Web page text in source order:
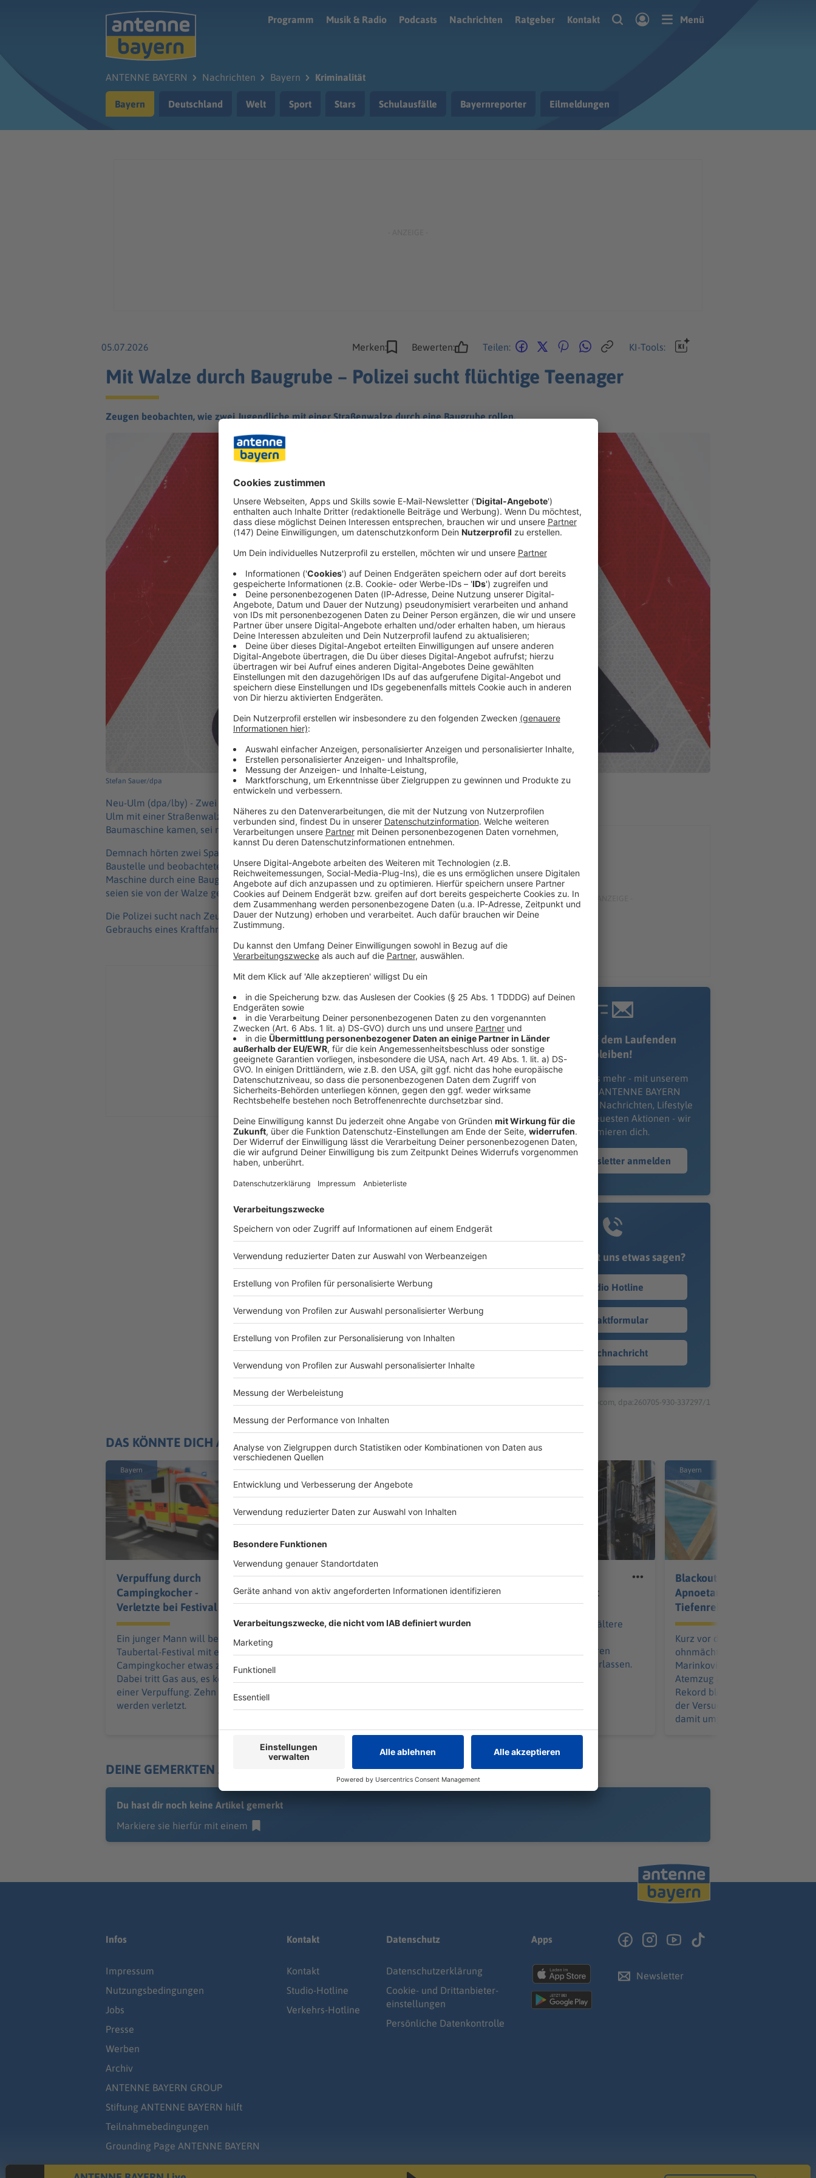
Programm
Musik & Radio Podcasts Nachrichten Ratgeber Kontakt Menü
ANTENNE BAYERN Nachrichten Bayern Kriminalität
Bayern Deutschland Welt Sport Stars Schulausfälle Bayernreporter Eilmeldungen
05.07.2026 Merken: Bewerten: Teilen: KI-Tools:
Mit Walze durch Baugrube – Polizei sucht flüchtige Teenager
Zeugen beobachten, wie zwei Jugendliche mit einer Straßenwalze durch eine Baugrube rollen.
Stefan Sauer/dpa
Neu-Ulm (dpa/lby) - Zwei unbekannte Jugendliche sollen auf einer Großbaustelle in Neu-
Ulm mit einer Straßenwalze herumgefahren sein. Wie die Teenager an die Schlüssel der
Baumaschine kamen, sei noch unklar, teilte ein Polizeisprecher auf Anfrage mit.
Demnach hörten zwei Spaziergänger am Samstagabend Motorengeräusche von einer
Baustelle und beobachteten, wie zwei schätzungsweise 16 Jahre alte Jugendliche mit der
Maschine durch eine Baugrube fuhren. Als die Teenager die Spaziergänger bemerkt hätten,
seien sie von der Walze gesprungen und mit ihren Fahrrädern geflüchtet.
Die Polizei sucht nach Zeugen und ermittelt wegen Hausfriedensbruchs und unbefugten
Gebrauchs eines Kraftfahrzeugs.
Immer auf dem Laufenden
bleiben!
Verpass' nichts mehr - mit unserem
kostenlosen ANTENNE BAYERN
Newsletter. Ob Nachrichten, Lifestyle
oder unsere neuesten Aktionen - wir
informieren dich.
Zum Newsletter anmelden
Du möchtest uns etwas sagen?
Studio Hotline
Kontaktformular
Sprachnachricht
© dpa-infocom, dpa:260705-930-337297/1
DAS KÖNNTE DICH AUCH INTERESSIEREN
Bayern
Verpuffung durch
Campingkocher -
Verletzte bei Festival
Ein junger Mann will beim
Taubertal-Festival mit einem
Campingkocher etwas zubereiten.
Dabei tritt Gas aus, es kommt zu
einer Verpuffung. Zehn Menschen
werden verletzt.
Bayern
FC Augsburg siegt beim
Familientag gegen
Italien-Club
Bayern
Senioren-Wohnanlage
wegen Feuer evakuiert
In einer Wohnanlage für ältere
Dachgeschoss. Die Senioren
müssen ihre Quartiere verlassen.
Bayern
Blackout stoppt
Apnoetaucher kurz vor
Tiefenrekord
Kurz vor dem Ziel wird er
ohnmächtig: Apnoetaucher
Marinković taucht mit einem
Atemzug auf 85 Meter – doch
Rekord bleibt unerreicht. Warum
der Versuch nicht zählt und wie
damit umgeht.
DEINE GEMERKTEN ARTIKEL
Du hast dir noch keine Artikel gemerkt
Markiere sie hierfür mit einem
Infos
Impressum
Nutzungsbedingungen
Jobs
Presse
Werben
Archiv
ANTENNE BAYERN GROUP
Stiftung ANTENNE BAYERN hilft
Teilnahmebedingungen
Grounding Page ANTENNE BAYERN
Kontakt
Kontakt
Studio-Hotline
Verkehrs-Hotline
Datenschutz
Datenschutz­erklärung
Cookie- und Drittanbieter-
einstellungen
Persönliche Datenkontrolle
Apps
Newsletter